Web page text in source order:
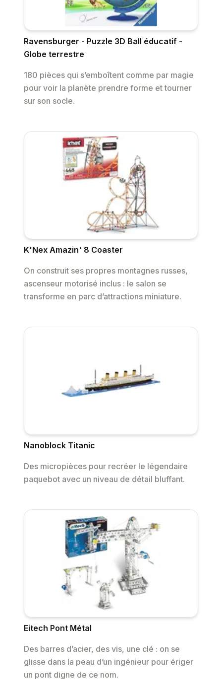
Ravensburger - Puzzle 3D Ball éducatif -
Globe terrestre
180 pièces qui s’emboîtent comme par magie
pour voir la planète prendre forme et tourner
sur son socle.
K'Nex Amazin' 8 Coaster
On construit ses propres montagnes russes,
ascenseur motorisé inclus : le salon se
transforme en parc d’attractions miniature.
Nanoblock Titanic
Des micropièces pour recréer le légendaire
paquebot avec un niveau de détail bluffant.
Eitech Pont Métal
Des barres d’acier, des vis, une clé : on se
glisse dans la peau d’un ingénieur pour ériger
un pont digne de ce nom.